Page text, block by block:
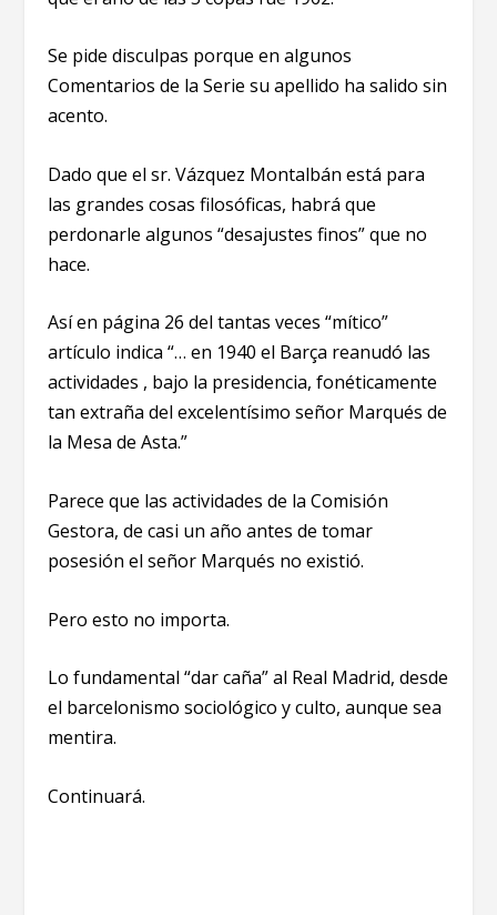
Se pide disculpas porque en algunos
Comentarios de la Serie su apellido ha salido sin
acento.
Dado que el sr. Vázquez Montalbán está para
las grandes cosas filosóficas, habrá que
perdonarle algunos “desajustes finos” que no
hace.
Así en página 26 del tantas veces “mítico”
artículo indica “… en 1940 el Barça reanudó las
actividades , bajo la presidencia, fonéticamente
tan extraña del excelentísimo señor Marqués de
la Mesa de Asta.”
Parece que las actividades de la Comisión
Gestora, de casi un año antes de tomar
posesión el señor Marqués no existió.
Pero esto no importa.
Lo fundamental “dar caña” al Real Madrid, desde
el barcelonismo sociológico y culto, aunque sea
mentira.
Continuará.